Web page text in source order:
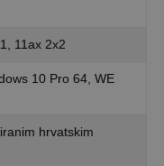
11ax 2x2
10 Pro 64, WE
hrvatskim